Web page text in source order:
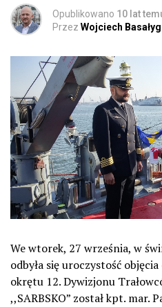
Opublikowano 10 lat
Przez Wojciech
We wtorek, 27 września, w
odbyła się uroczystość
okrętu 12. Dywizjonu
,,SARBSKO” został kpt. mar.